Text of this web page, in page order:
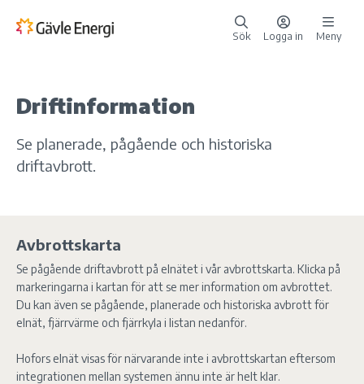
Sök Logga in Meny
Driftinformation
Se planerade, pågående och historiska
driftavbrott.
Avbrottskarta
Se pågående driftavbrott på elnätet i vår avbrottskarta. Klicka på
markeringarna i kartan för att se mer information om avbrottet.
Du kan även se pågående, planerade och historiska avbrott för
elnät, fjärrvärme och fjärrkyla i listan nedanför.
Hofors elnät visas för närvarande inte i avbrottskartan eftersom
integrationen mellan systemen ännu inte är helt klar.